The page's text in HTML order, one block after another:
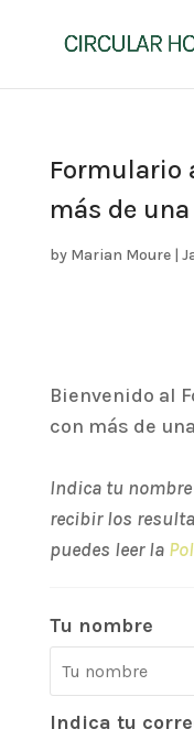
Formulario
más de
by Marian Moure|
Bienvenido al
con más de
Indica tu
recibir los
puedes leer la
Tu nombre
Indica tu